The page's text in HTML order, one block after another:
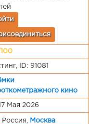
ID: 91081
кино
Мая 2026
Россия, Москва